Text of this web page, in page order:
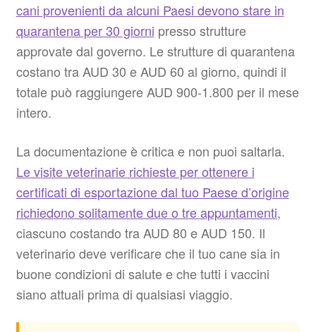
cani provenienti da alcuni Paesi devono stare in
quarantena per 30 giorni presso strutture
approvate dal governo. Le strutture di quarantena
costano tra AUD 30 e AUD 60 al giorno, quindi il
totale può raggiungere AUD 900-1.800 per il mese
intero.
La documentazione è critica e non puoi saltarla.
Le visite veterinarie richieste per ottenere i
certificati di esportazione dal tuo Paese d’origine
richiedono solitamente due o tre appuntamenti,
ciascuno costando tra AUD 80 e AUD 150. Il
veterinario deve verificare che il tuo cane sia in
buone condizioni di salute e che tutti i vaccini
siano attuali prima di qualsiasi viaggio.